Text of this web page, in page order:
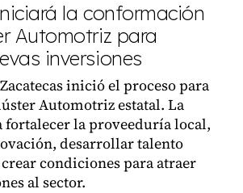
la conformación
Automotriz para
inversiones
inició el proceso para
Automotriz estatal. La
la proveeduría local,
desarrollar talento
condiciones para atraer
al sector.